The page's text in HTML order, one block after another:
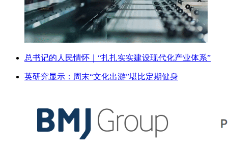
总书记的人民情怀｜“扎扎实实建设现代化产业体系”
英研究显示：周末“文化出游”堪比定期健身